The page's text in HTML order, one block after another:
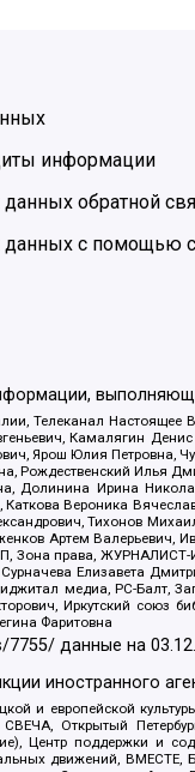
информации
обратной
данных с помощью
Телеканал Настоящее
Камалягин
Ярош Юлия Петровна,
Рождественский Илья
Долинина Ирина
Каткова Вероника
Тихонов Михаил
Артем
Зона права,
Елизавета
медиа, РС-Балт,
Иркутский союз
Фаритовна
7755/ данные на
иностранного
и европейской
Открытый Петербург,
Центр поддержки и
движений,